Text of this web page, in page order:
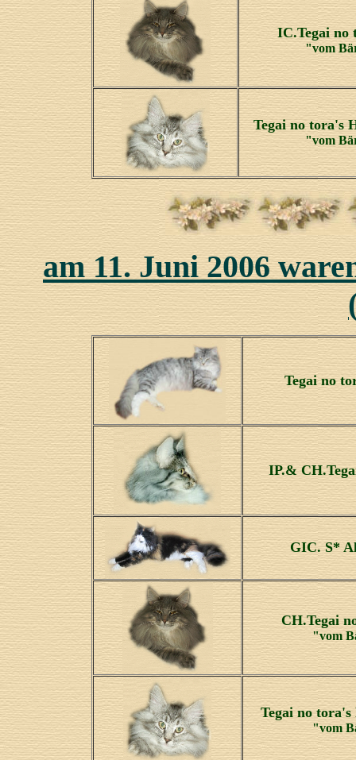
IC.Tegai
"vom
Tegai no tora's
"vom
am 11. Juni 2006
Tegai no
IP.&
GIC. S*
CH.Tegai
"vom
Tegai no
"vom